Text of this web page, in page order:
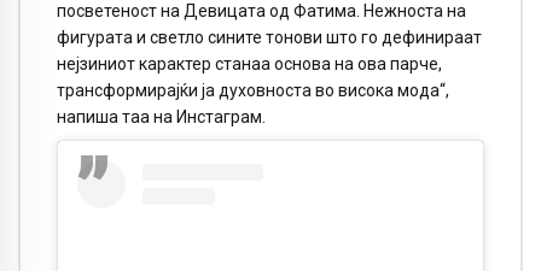
посветеност на Девицата од Фатима. Нежноста на
фигурата и светло сините тонови што го дефинираат
нејзиниот карактер станаа основа на ова парче,
трансформирајќи ја духовноста во висока мода“,
напиша таа на Инстаграм.